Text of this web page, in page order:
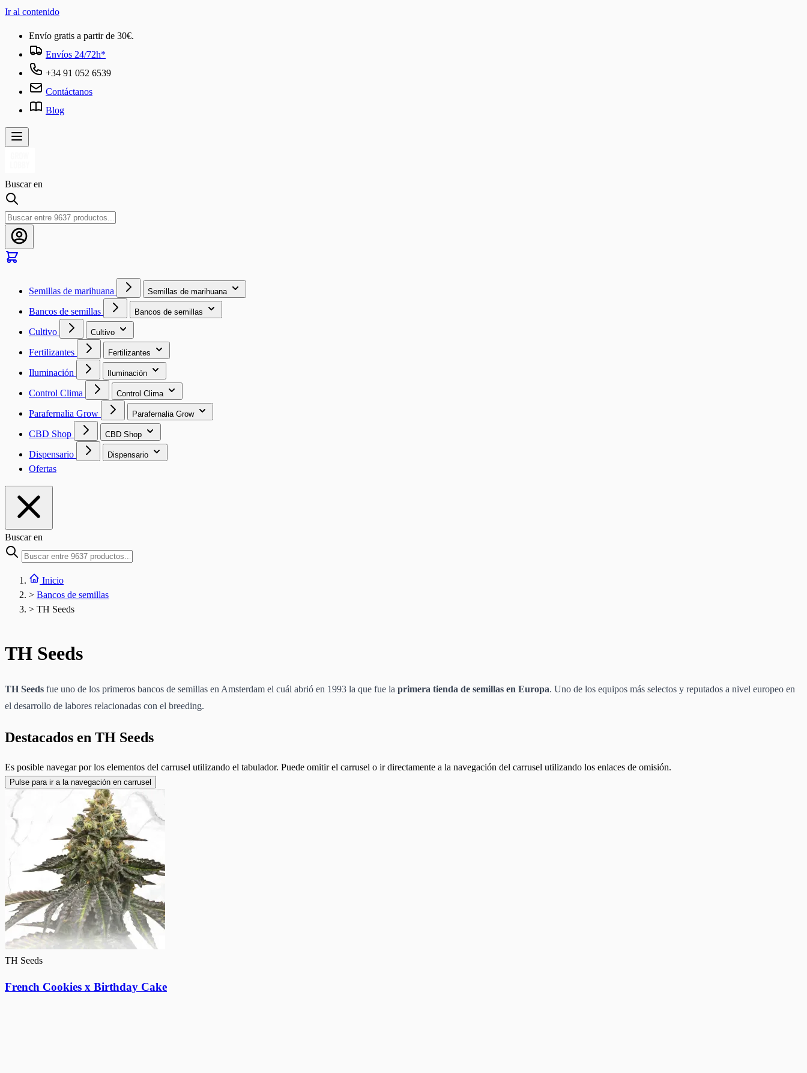
Ir al contenido
Envío gratis a partir de 30€.
Envíos 24/72h*
+34 91 052 6539
Contáctanos
Blog
Buscar en
Semillas de marihuana Semillas de marihuana
Bancos de semillas Bancos de semillas
Cultivo Cultivo
Fertilizantes Fertilizantes
Iluminación Iluminación
Control Clima Control Clima
Parafernalia Grow Parafernalia Grow
CBD Shop CBD Shop
Dispensario Dispensario
Ofertas
Buscar en
Inicio
> Bancos de semillas
> TH Seeds
TH Seeds
TH Seeds fue uno de los primeros bancos de semillas en Amsterdam el cuál abrió en 1993 la que fue la primera tienda de semillas en Europa. Uno de los equipos más selectos y reputados a nivel europeo en
el desarrollo de labores relacionadas con el breeding.
Destacados en TH Seeds
Es posible navegar por los elementos del carrusel utilizando el tabulador. Puede omitir el carrusel o ir directamente a la navegación del carrusel utilizando los enlaces de omisión.
Pulse para ir a la navegación en carrusel
TH Seeds
French Cookies x Birthday Cake